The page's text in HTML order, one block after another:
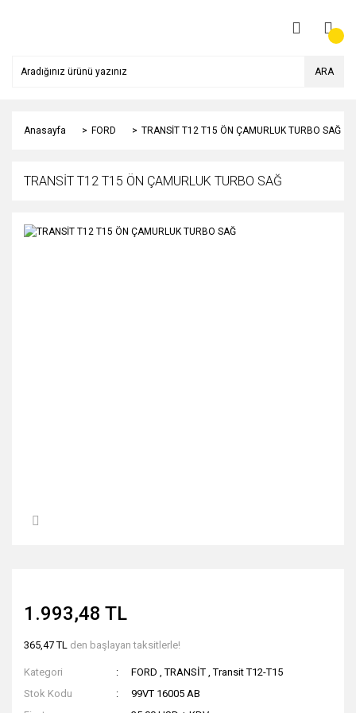
ARA
Anasayfa FORD TRANSİT T12 T15 ÖN ÇAMURLUK TURBO SAĞ
TRANSİT T12 T15 ÖN ÇAMURLUK TURBO SAĞ
1.993,48 TL
365,47 TL den başlayan taksitlerle!
Kategori FORD ,TRANSİT ,Transit T12-T15
Stok Kodu
99VT 16005 AB